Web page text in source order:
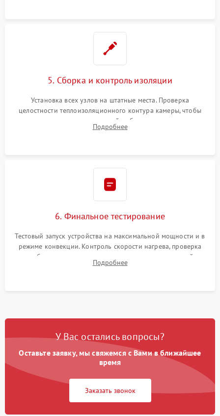
5. Сборка и контроль изоляции
Установка всех узлов на штатные места. Проверка
целостности теплоизоляционного контура камеры, чтобы
исключить перегрев кухонной мебели и потерю тепла.
Надежная фиксация клемм и сборка корпуса шкафа.
Подробнее
6. Финальное тестирование
Тестовый запуск устройства на максимальной мощности и в
режиме конвекции. Контроль скорости нагрева, проверка
срабатывания термостата при достижении заданной
температуры и тест на отсутствие утечек тока.
Подробнее
У Вас остались вопросы?
Оставьте заявку, мы свяжемся с Вами в ближайшее
время
Заказать звонок